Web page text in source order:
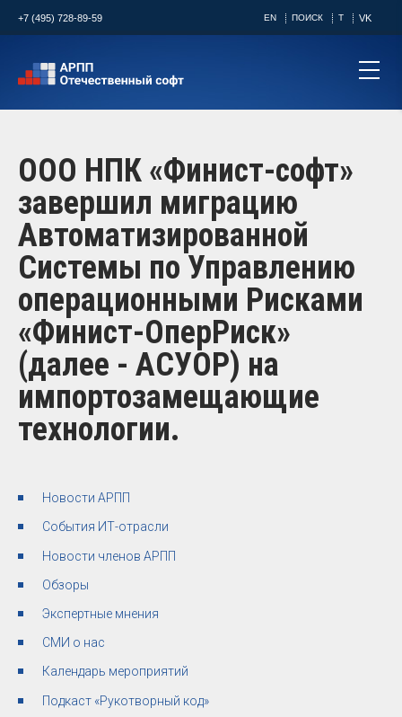
+7 (495) 728-89-59 EN ПОИСК T VK
ООО НПК «Финист-софт»
завершил миграцию
Автоматизированной
Системы по Управлению
операционными Рисками
«Финист-ОперРиск»
(далее - АСУОР) на
импортозамещающие
технологии.
Новости АРПП
События ИТ-отрасли
Новости членов АРПП
Обзоры
Экспертные мнения
СМИ о нас
Календарь мероприятий
Подкаст «Рукотворный код»